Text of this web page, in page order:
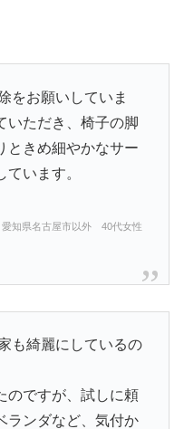
をお願いしていま
いただき、椅子の脚
ときめ細やかなサー
います。
愛知県名古屋市以外 40代女性
も綺麗にしているの
のですが、試しに頼
ランダなど、気付か